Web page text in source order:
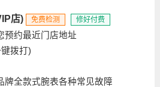
店) 免费检测 修好付费
预约最近门店地址
拨打)
牌全款式腕表各种常见故障